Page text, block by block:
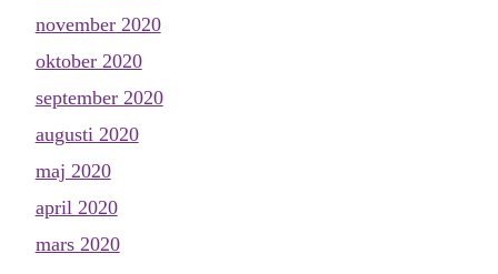
november 2020
oktober 2020
september 2020
augusti 2020
maj 2020
april 2020
mars 2020